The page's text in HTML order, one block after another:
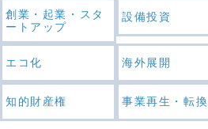
創業・起業・スタ
ートアップ
設備投資
エコ化 海外展開
知的財産権 事業再生・転換